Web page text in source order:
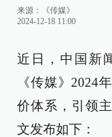
来源：《传媒》
2024-12-18 11:00
近日，中国新
《传媒》2024
价体系，引领
文发布如下：